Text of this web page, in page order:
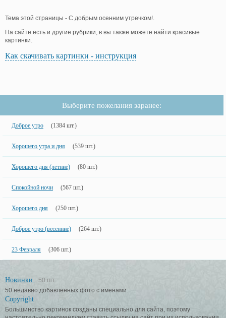
Тема этой страницы - С добрым осенним утречком!.
На сайте есть и другие рубрики, в вы также можете найти красивые
картинки.
Как скачивать картинки - инструкция
Выберите пожелания заранее:
Доброе утро (1384 шт.)
Хорошего утра и дня (539 шт.)
Хорошего дня (летние) (80 шт.)
Спокойной ночи (567 шт.)
Хорошего дня (250 шт.)
Доброе утро (весенние) (264 шт.)
23 Февраля (306 шт.)
Новинки
50 шт.
50 недавно добавленных фото с именами.
Copyright
Большинство картинок созданы специально для сайта, поэтому